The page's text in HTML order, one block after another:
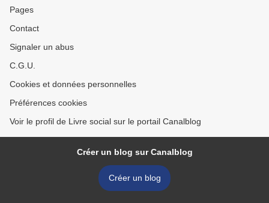
Pages
Contact
Signaler un abus
C.G.U.
Cookies et données personnelles
Préférences cookies
Voir le profil de Livre social sur le portail Canalblog
Créer un blog sur Canalblog
Créer un blog